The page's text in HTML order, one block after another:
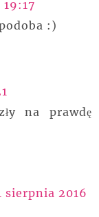
:)
na prawdę
sierpnia 2016